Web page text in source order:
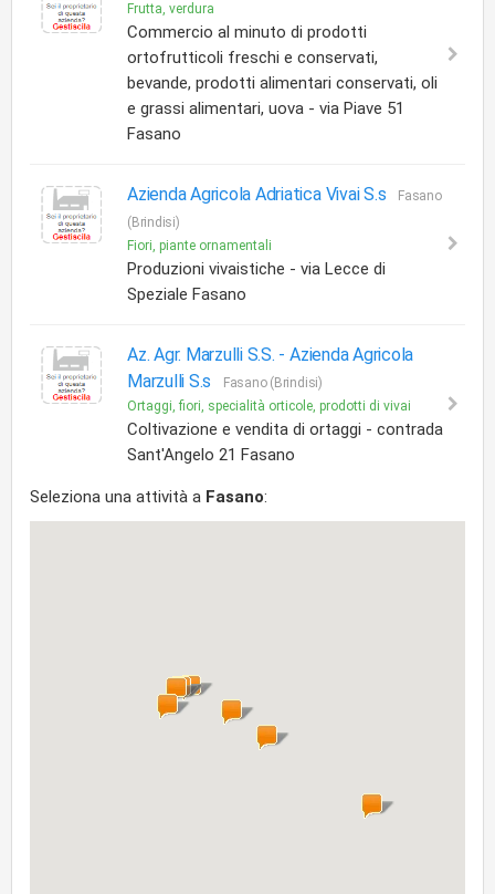
Frutta, verdura
Commercio al minuto di prodotti
ortofrutticoli freschi e conservati,
bevande, prodotti alimentari conservati, oli
e grassi alimentari, uova - via Piave 51
Fasano
Azienda Agricola Adriatica Vivai S.s
Fasano
(Brindisi)
Fiori, piante ornamentali
Produzioni vivaistiche - via Lecce di
Speziale Fasano
Az. Agr. Marzulli S.S. - Azienda Agricola
Marzulli S.s
Fasano (Brindisi)
Ortaggi, fiori, specialità orticole, prodotti di vivai
Coltivazione e vendita di ortaggi - contrada
Sant'Angelo 21 Fasano
Seleziona una attività a Fasano: